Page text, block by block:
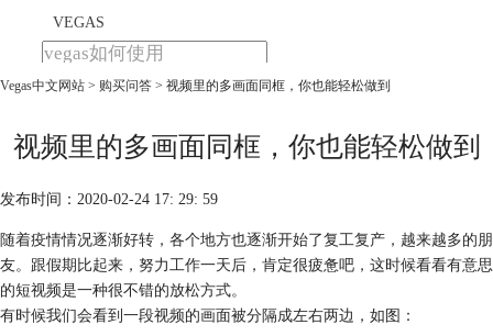
VEGAS
首页
下载
教程
购买
Vegas中文网站 > 购买问答 > 视频里的多画面同框，你也能轻松做到
视频里的多画面同框，你也能轻松做到
发布时间：2020-02-24 17: 29: 59
随着疫情情况逐渐好转，各个地方也逐渐开始了复工复产，越来越多的朋
友。跟假期比起来，努力工作一天后，肯定很疲惫吧，这时候看看有意思
的短视频是一种很不错的放松方式。
有时候我们会看到一段视频的画面被分隔成左右两边，如图：